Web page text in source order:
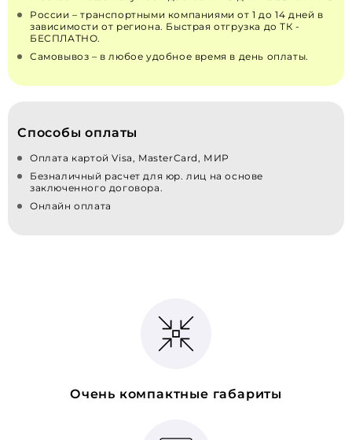
России – транспортными компаниями от 1 до 14 дней в
зависимости от региона. Быстрая отгрузка до ТК -
БЕСПЛАТНО.
Самовывоз – в любое удобное время в день оплаты.
Способы оплаты
Оплата картой Visa, MasterCard, МИР
Безналичный расчет для юр. лиц на основе
заключенного договора.
Онлайн оплата
Очень компактные габариты